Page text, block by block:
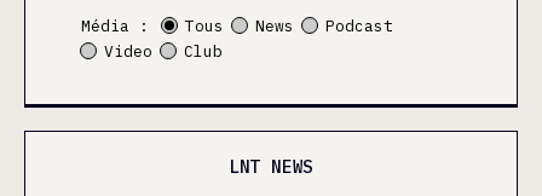
Média : Tous News
Podcast
Video
Club
LNT NEWS